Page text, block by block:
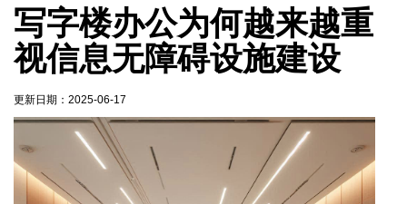
写字楼办公为何越来越重
视信息无障碍设施建设
更新日期： 2025-06-17